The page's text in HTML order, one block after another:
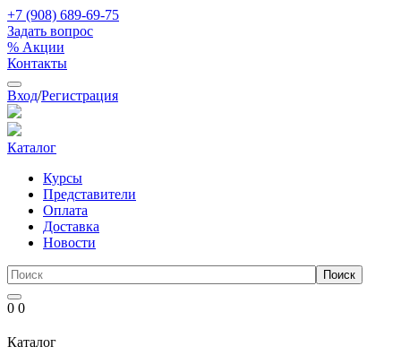
+7 (908) 689-69-75
Задать вопрос
% Акции
Контакты
Вход/Регистрация
Каталог
Курсы
Представители
Оплата
Доставка
Новости
0 0
Каталог